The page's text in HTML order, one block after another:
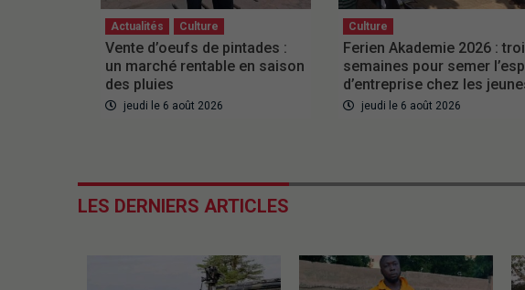
Actualités Culture
Vente d’oeufs de pintades :
un marché rentable en saison
des pluies
jeudi le 6 août 2026
Culture
Ferien Akademie 2026 :
semaines pour semer
d’entreprise chez les
jeudi le 6 août 2026
LES DERNIERS ARTICLES